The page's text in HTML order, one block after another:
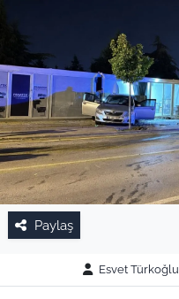
Paylaş
Esvet Türkoğlu